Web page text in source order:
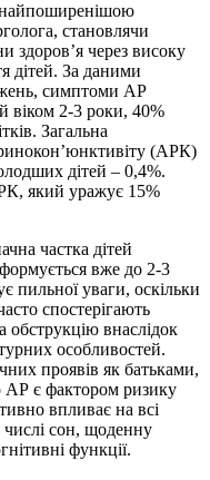
найпоширенішою
становлячи
здоров’я через високу
дітей. За даними
симптоми АР
віком 2-3 роки, 40%
Загальна
(АРК)
дітей – 0,4%.
який уражує 15%
частка дітей
вже до 2-3
пильної уваги, оскільки
спостерігають
обструкцію внаслідок
особливостей.
проявів як батьками,
АР є фактором ризику
впливає на всі
числі сон, щоденну
функції.